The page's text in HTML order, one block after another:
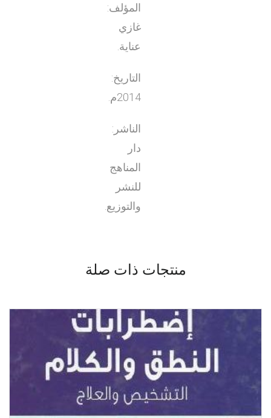
المؤلف:
غازي
عناية.
التاريخ:
2014م.
الناشر:
دار
المناهج
للنشر
والتوزيع.
منتجات ذات صلة